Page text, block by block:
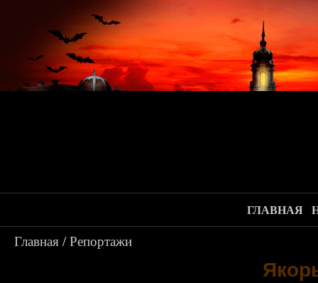
ГЛАВНАЯ
Главная /Репортажи